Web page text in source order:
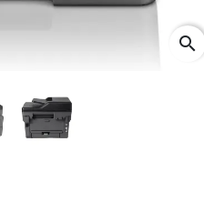
search